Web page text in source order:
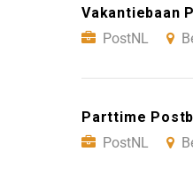
Vakantiebaan
PostNL
Parttime
PostNL